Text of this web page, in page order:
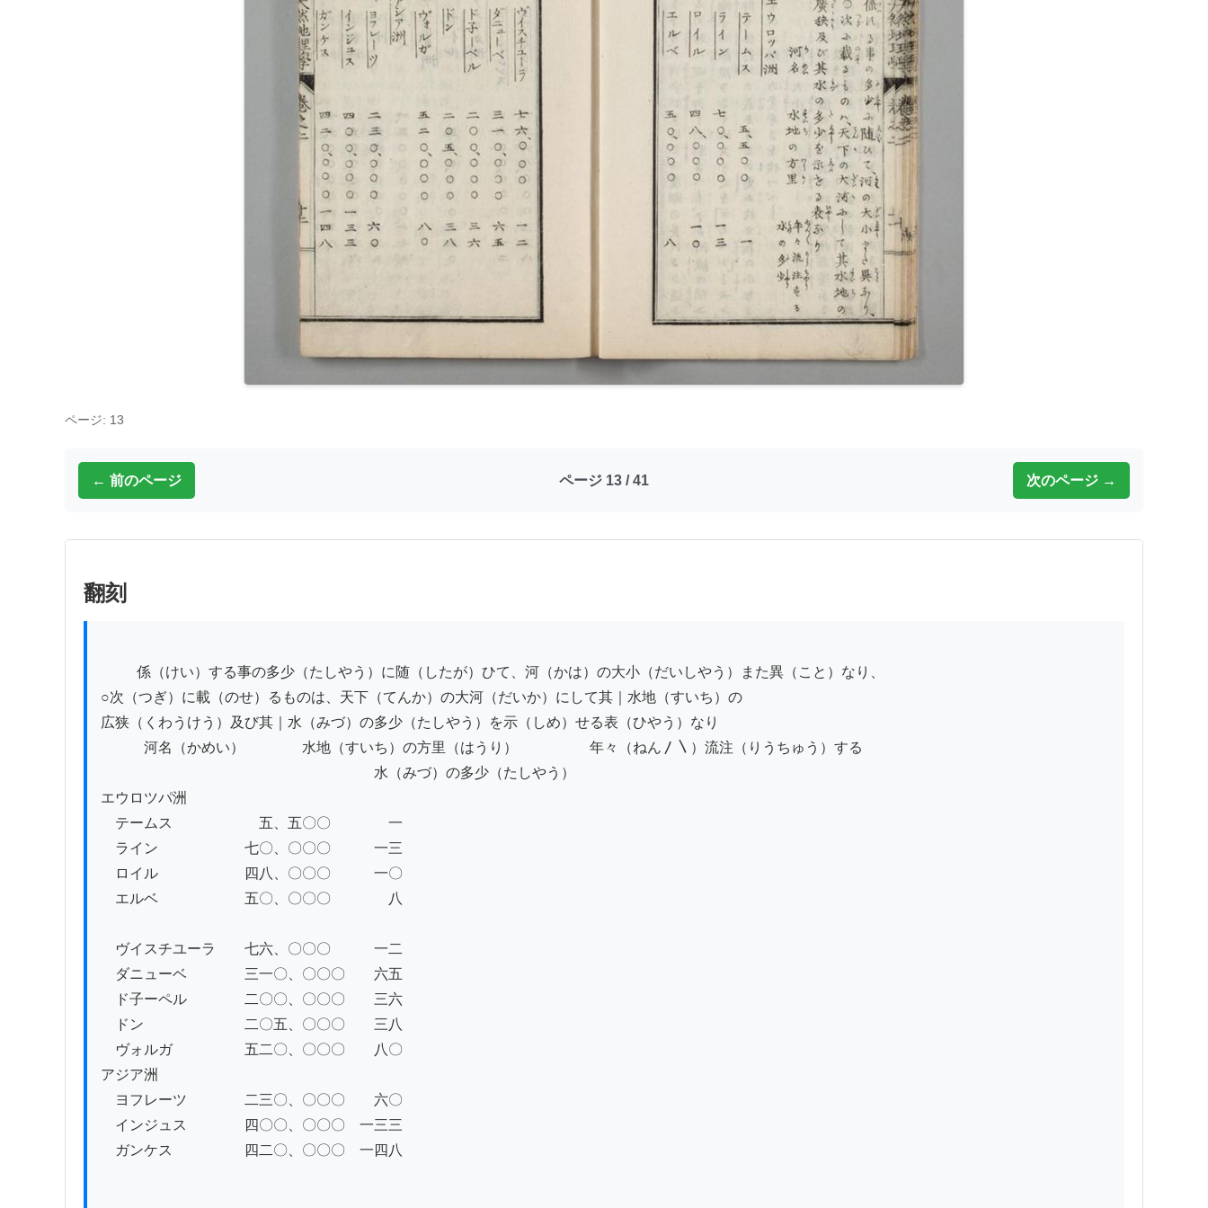
ページ: 13
← 前のページ ページ 13 / 41 次のページ →
翻刻
○次（つぎ）に載（のせ）るものは、天下（てんか）の大河（だいか）にして其｜水地（すいち）の
広狭（くわうけう）及び其｜水（みづ）の多少（たしやう）を示（しめ）せる表（ひやう）なり
河名（かめい）　　　　水地（すいち）の方里（はうり）　　　　　年々（ねん〳〵）流注（りうちゅう）する
水（みづ）の多少（たしやう）
エウロツパ洲
テームス　　　　　　五、五〇〇　　　　一
ライン　　　　　　七〇、〇〇〇　　　一三
ロイル　　　　　　四八、〇〇〇　　　一〇
エルベ　　　　　　五〇、〇〇〇　　　　八
ヴイスチユーラ　　七六、〇〇〇　　　一二
ダニューベ　　　　三一〇、〇〇〇　　六五
ド子ーペル　　　　二〇〇、〇〇〇　　三六
ドン　　　　　　　二〇五、〇〇〇　　三八
ヴォルガ　　　　　五二〇、〇〇〇　　八〇
アジア洲
ヨフレーツ　　　　二三〇、〇〇〇　　六〇
インジュス　　　　四〇〇、〇〇〇　一三三
ガンケス　　　　　四二〇、〇〇〇　一四八